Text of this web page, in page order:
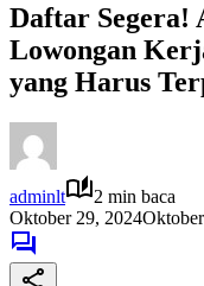
Daftar Segera!
Lowongan
yang Harus
adminlt
2 min baca
Oktober 29, 2024